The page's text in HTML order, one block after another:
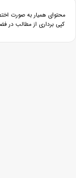
محتوای همیار به صورت
کپی برداری از مطالب در